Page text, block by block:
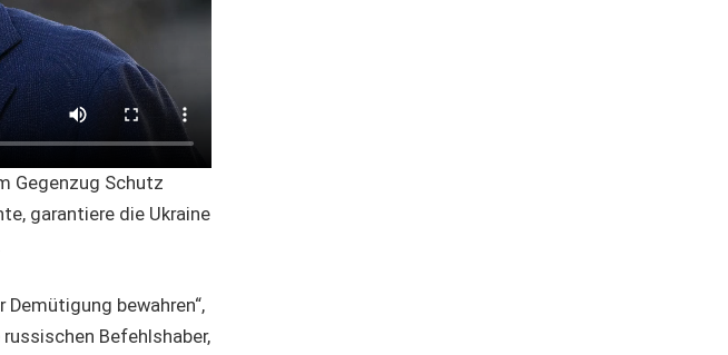
Gegenzug Schutz
garantiere die Ukraine
bewahren“,
Befehlshaber,